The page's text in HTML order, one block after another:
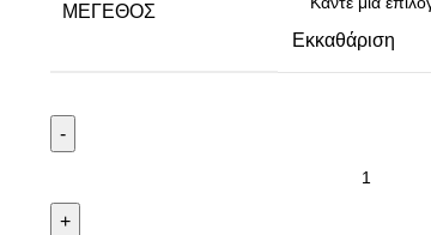
ΜΈΓΕΘΟΣ
Εκκαθάριση
-
+